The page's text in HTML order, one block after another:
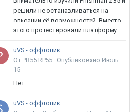
решили не останавливаться на
описании её возможностей. Вместо
этого протестировали платформу...
uVS - оффтопик
От PR55.RP55 · Опубликовано Июль
15
Нет.
uVS - оффтопик